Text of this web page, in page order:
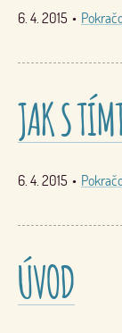
6. 4. 2015 •
JAK S
6. 4. 2015 •
ÚVOD